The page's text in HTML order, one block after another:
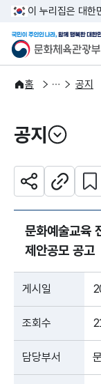
이 누리집은 대한
문화체육
국민이
홈
알림·소식
알림 공지
공지
열기
공유하기주소복사
관
문화예술교육
제안공모 공고
게시일
조회수
담당부서